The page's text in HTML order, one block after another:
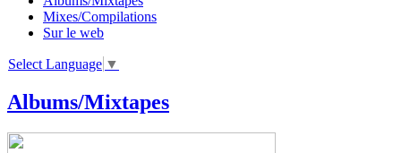
Mixes/Compilations
Sur le web
Select Language ▼
Albums/Mixtapes